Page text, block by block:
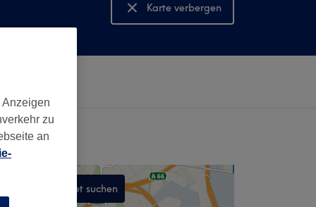
Karte verbergen
Karte anzeigen
In diesem Gebiet suchen
zu
an